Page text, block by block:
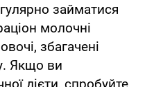
займатися
молочні
збагачені
Якщо ви
дієти, спробуйте